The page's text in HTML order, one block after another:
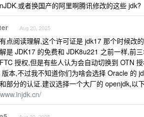
或者换国产的阿里啊腾讯修改的这些 jdk?
Aug 20, 2025
点阅读理解,这个许可证是 jdk17 那个时候改
是 JDK17 的免费和 JDK8u221 之前一样,前
授权,但是有些人认为会自动切换到 OTN
版本,不过我不知道你们为啥会选择 Oracle 的
部分的认证.建议选择一个大厂的 openjdk,以